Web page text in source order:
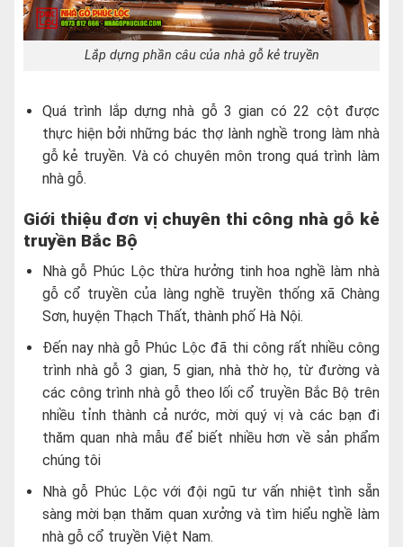
Lắp dựng phần câu của nhà gỗ kẻ truyền
Quá trình lắp dựng nhà gỗ 3 gian có 22 cột được
thực hiện bởi những bác thợ lành nghề trong làm nhà
gỗ kẻ truyền. Và có chuyên môn trong quá trình làm
nhà gỗ.
Giới thiệu đơn vị chuyên thi công nhà gỗ kẻ
truyền Bắc Bộ
Nhà gỗ Phúc Lộc thừa hưởng tinh hoa nghề làm nhà
gỗ cổ truyền của làng nghề truyền thống xã Chàng
Sơn, huyện Thạch Thất, thành phố Hà Nội.
Đến nay nhà gỗ Phúc Lộc đã thi công rất nhiều công
trình nhà gỗ 3 gian, 5 gian, nhà thờ họ, từ đường và
các công trình nhà gỗ theo lối cổ truyền Bắc Bộ trên
nhiều tỉnh thành cả nước, mời quý vị và các bạn đi
thăm quan nhà mẫu để biết nhiều hơn về sản phẩm
chúng tôi
Nhà gỗ Phúc Lộc với đội ngũ tư vấn nhiệt tình sẵn
sàng mời bạn thăm quan xưởng và tìm hiểu nghề làm
nhà gỗ cổ truyền Việt Nam.